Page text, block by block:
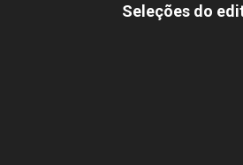
Seleções do